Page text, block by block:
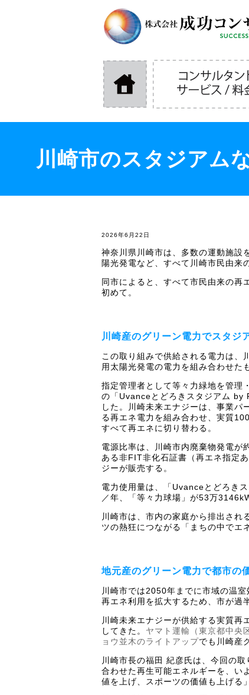
川崎市のスタジアム
2026年6月22日
神奈川県川崎市は、多数の運動施設
陽光発電など、すべて川崎市民由来
同市によると、すべて市民由来の再
初めて。
川崎産のグリーン電力でスタ
この取り組みで供給される電力は、
用太陽光発電の電力を組み合わせた
指定管理者として等々力緑地を管理
の「Uvanceとどろきスタジアム by
した。川崎未来エナジーは、事業パ
る再エネ電力を組み合わせ、実質
すべて再エネに切り替わる。
電源比率は、川崎市内廃棄物発電が
ある非FIT非化石証書（再エネ指定
ジーが販売する。
電力使用量は、「Uvanceとどろき
／年、「等々力球場」が53万
川崎市は、市内の家庭から排出され
ツの熱狂につながる「まちの中でエ
地元産のグリーン電力で都市
川崎市では2050年までに市域の温
再エネ利用を拡大するため、市が過
川崎未来エナジーが供給する実質
してきた。 ヤマト運輸（東京都中央
ョウ並木のライトアップでも川崎産
川崎市長の福田 紀彦氏は、今回の
合わせた再生可能エネルギーを、い
値を上げ、スポーツの価値も上げる